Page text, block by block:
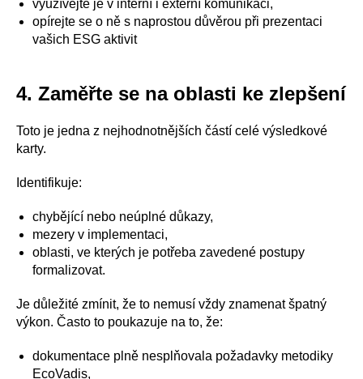
využívejte je v interní i externí komunikaci,
opírejte se o ně s naprostou důvěrou při prezentaci
vašich ESG aktivit
4. Zaměřte se na oblasti ke zlepšení
Toto je jedna z nejhodnotnějších částí celé výsledkové
karty.
Identifikuje:
chybějící nebo neúplné důkazy,
mezery v implementaci,
oblasti, ve kterých je potřeba zavedené postupy
formalizovat.
Je důležité zmínit, že to nemusí vždy znamenat špatný
výkon. Často to poukazuje na to, že:
dokumentace plně nesplňovala požadavky metodiky
EcoVadis,